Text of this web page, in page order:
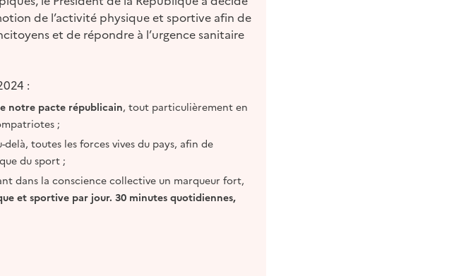
de l’activité physique et sportive afin de
et de répondre à l’urgence sanitaire
:
notre pacte républicain, tout particulièrement en
;
delà, toutes les forces vives du pays, afin de
du sport ;
dans la conscience collective un marqueur fort,
et sportive par jour. 30 minutes quotidiennes,